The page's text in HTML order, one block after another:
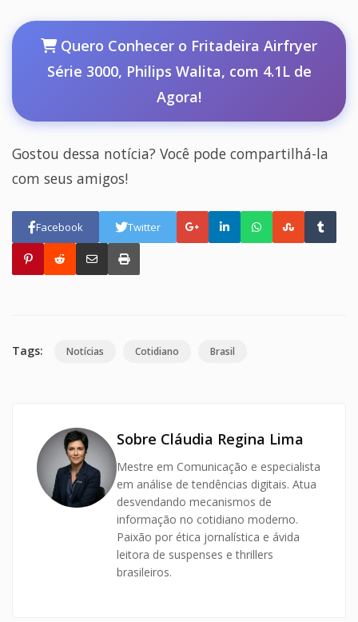
Quero Conhecer o Fritadeira Airfryer
Série 3000, Philips Walita, com 4.1L de
Agora!
Gostou dessa notícia? Você pode compartilhá-la
com seus amigos!
Facebook Twitter
Tags: Notícias Cotidiano Brasil
Sobre Cláudia Regina Lima
Mestre em Comunicação e especialista
em análise de tendências digitais. Atua
desvendando mecanismos de
informação no cotidiano moderno.
Paixão por ética jornalística e ávida
leitora de suspenses e thrillers
brasileiros.